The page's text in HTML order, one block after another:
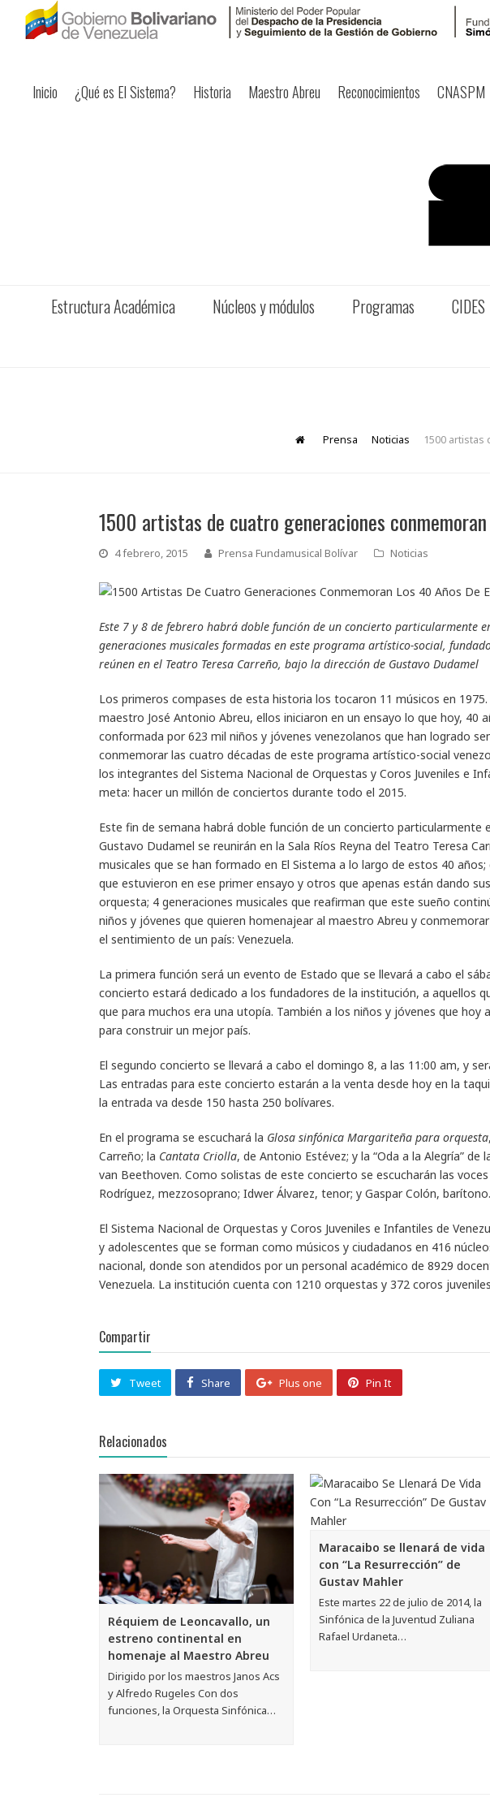
Inicio ¿Qué es El Sistema? Historia Maestro Abreu Reconocimientos CNASPM
Estructura Académica Núcleos y módulos Programas CIDES
Prensa Noticias 1500
1500 artistas de cuatro generaciones
4 febrero, 2015 Prensa Fundamusical Bolívar Noticias
Este 7 y 8 de febrero habrá doble función de un concierto particularmente
generaciones musicales formadas en este programa artístico-social,
reúnen en el Teatro Teresa Carreño, bajo la dirección de Gustavo Dudamel
Los primeros compases de esta historia los tocaron 11 músicos en
maestro José Antonio Abreu, ellos iniciaron en un ensayo lo que hoy, 40
conformada por 623 mil niños y jóvenes venezolanos que han logrado
conmemorar las cuatro décadas de este programa artístico-social
los integrantes del Sistema Nacional de Orquestas y Coros Juveniles e
meta: hacer un millón de conciertos durante todo el 2015.
Este fin de semana habrá doble función de un concierto
Gustavo Dudamel se reunirán en la Sala Ríos Reyna del Teatro Teresa
musicales que se han formado en El Sistema a lo largo de estos 40
que estuvieron en ese primer ensayo y otros que apenas están dando
orquesta; 4 generaciones musicales que reafirman que este sueño
niños y jóvenes que quieren homenajear al maestro Abreu y
el sentimiento de un país: Venezuela.
La primera función será un evento de Estado que se llevará a cabo el
concierto estará dedicado a los fundadores de la institución, a aquellos
que para muchos era una utopía. También a los niños y jóvenes que
para construir un mejor país.
El segundo concierto se llevará a cabo el domingo 8, a las 11:00 am, y
Las entradas para este concierto estarán a la venta desde hoy en la
la entrada va desde 150 hasta 250 bolívares.
En el programa se escuchará la Glosa sinfónica Margariteña para orquesta
Carreño; la Cantata Criolla, de Antonio Estévez; y la “Oda a la Alegría” de
van Beethoven. Como solistas de este concierto se escucharán las
Rodríguez, mezzosoprano; Idwer Álvarez, tenor; y Gaspar Colón, barítono.
El Sistema Nacional de Orquestas y Coros Juveniles e Infantiles de
y adolescentes que se forman como músicos y ciudadanos en 416
nacional, donde son atendidos por un personal académico de 8929
Venezuela. La institución cuenta con 1210 orquestas y 372 coros
Compartir
Tweet Share Plus one Pin It
Relacionados
Réquiem de Leoncavallo, un
estreno continental en
homenaje al Maestro Abreu
Dirigido por los maestros Janos Acs
y Alfredo Rugeles Con dos
funciones, la Orquesta Sinfónica…
Maracaibo se llenará de vida
con “La Resurrección” de
Gustav Mahler
Este martes 22 de julio de 2014, la
Sinfónica de la Juventud Zuliana
Rafael Urdaneta…